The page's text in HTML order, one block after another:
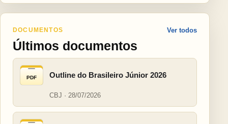
DOCUMENTOS
Últimos documentos
Ver todos
PDF Outline do Brasileiro Júnior 2026
CBJ · 28/07/2026